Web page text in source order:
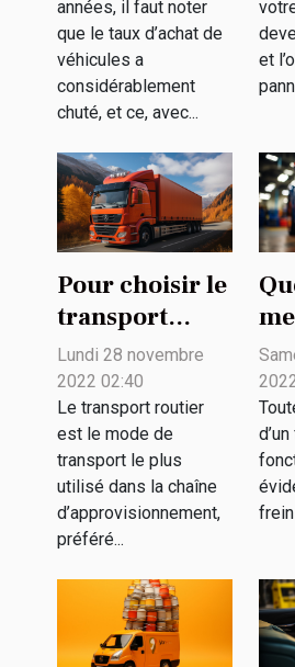
l’achat et la
location de
voiture ?
années, il faut noter
que le taux d’achat de
véhicules a
considérablement
chuté, et ce, avec...
et
Pour choisir le
transport
routier pour
ses
marchandises
?
Lundi 28 novembre
2022 02:40
Le transport routier
est le mode de
transport le plus
utilisé dans la chaîne
d’approvisionnement,
préféré...
frein